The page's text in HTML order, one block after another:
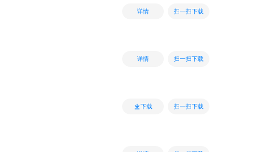
详情 扫一扫下载
详情 扫一扫下载
下载 扫一扫下载